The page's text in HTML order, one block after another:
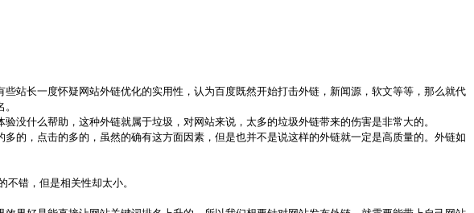
长一度怀疑网站外链优化的实用性，认为百度既然开始打击外链，新闻源，软文等等，那么就代
什么帮助，这种外链就属于垃圾，对网站来说，太多的垃圾外链带来的伤害是非常大的。
，点击的多的，虽然的确有这方面因素，但是也并不是说这样的外链就一定是高质量的。外链如
错，但是相关性却太小。